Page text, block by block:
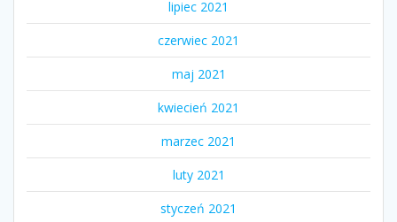
lipiec 2021
czerwiec 2021
maj 2021
kwiecień 2021
marzec 2021
luty 2021
styczeń 2021